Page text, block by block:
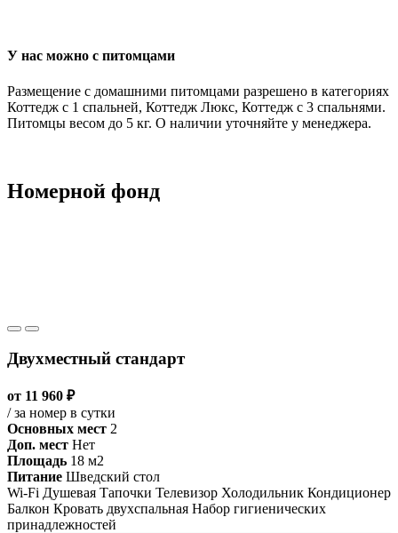
У нас можно с питомцами
Размещение с домашними питомцами разрешено в категориях
Коттедж с 1 спальней, Коттедж Люкс, Коттедж с 3 спальнями.
Питомцы весом до 5 кг. О наличии уточняйте у менеджера.
Номерной фонд
Двухместный стандарт
от 11 960 ₽
/ за номер в сутки
Основных мест 2
Доп. мест Нет
Площадь 18 м2
Питание Шведский стол
Wi-Fi Душевая Тапочки Телевизор Холодильник Кондиционер
Балкон Кровать двухспальная Набор гигиенических
принадлежностей